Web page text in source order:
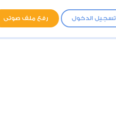
تسجيل الدخول رفع ملف صوتى